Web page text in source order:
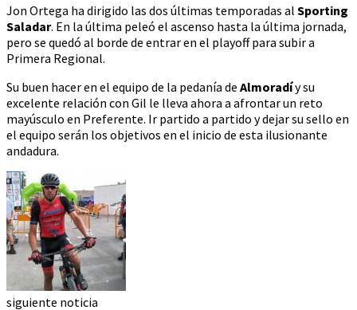
Jon Ortega ha dirigido las dos últimas temporadas al Sporting
Saladar. En la última peleó el ascenso hasta la última jornada,
pero se quedó al borde de entrar en el playoff para subir a
Primera Regional.
Su buen hacer en el equipo de la pedanía de Almoradíy su
excelente relación con Gil le lleva ahora a afrontar un reto
mayúsculo en Preferente. Ir partido a partido y dejar su sello en
el equipo serán los objetivos en el inicio de esta ilusionante
andadura.
siguiente noticia